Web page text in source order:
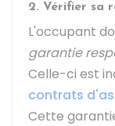
2. Vérifier sa
L'occupant
garantie
Celle-ci est
contrats
Cette